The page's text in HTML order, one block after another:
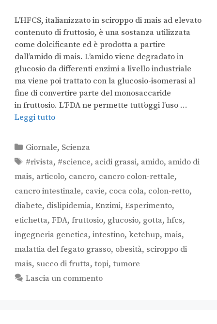
L’HFCS, italianizzato in sciroppo di mais ad elevato
contenuto di fruttosio, è una sostanza utilizzata
come dolcificante ed è prodotta a partire
dall’amido di mais. L’amido viene degradato in
glucosio da differenti enzimi a livello industriale
ma viene poi trattato con la glucosio-isomerasi al
fine di convertire parte del monosaccaride
in fruttosio. L’FDA ne permette tutt’oggi l’uso …
Leggi tutto
Giornale, Scienza
#rivista, #science, acidi grassi, amido, amido di
mais, articolo, cancro, cancro colon-rettale,
cancro intestinale, cavie, coca cola, colon-retto,
diabete, dislipidemia, Enzimi, Esperimento,
etichetta, FDA, fruttosio, glucosio, gotta, hfcs,
ingegneria genetica, intestino, ketchup, mais,
malattia del fegato grasso, obesità, sciroppo di
mais, succo di frutta, topi, tumore
Lascia un commento